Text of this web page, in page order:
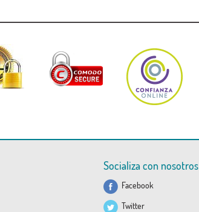
Socializa con nosotros
Facebook
Twitter